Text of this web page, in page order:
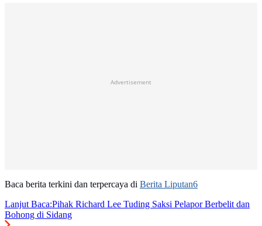
Advertisement
Baca berita terkini dan terpercaya di Berita Liputan6
Lanjut Baca:Pihak Richard Lee Tuding Saksi Pelapor Berbelit dan
Bohong di Sidang